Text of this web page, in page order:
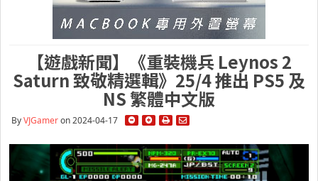
【遊戲新聞】《重裝機兵 Leynos 2
Saturn 致敬精選輯》25/4 推出 PS5 及
NS 繁體中文版
ByVJGameron 2024-04-17